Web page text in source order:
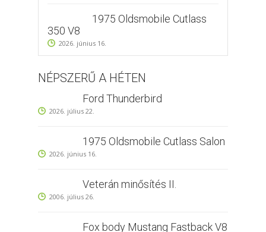
1975 Oldsmobile Cutlass
350 V8
2026. június 16.
NÉPSZERŰ A HÉTEN
Ford Thunderbird
2026. július 22.
1975 Oldsmobile Cutlass Salon
2026. június 16.
Veterán minősítés II.
2006. július 26.
Fox body Mustang Fastback V8